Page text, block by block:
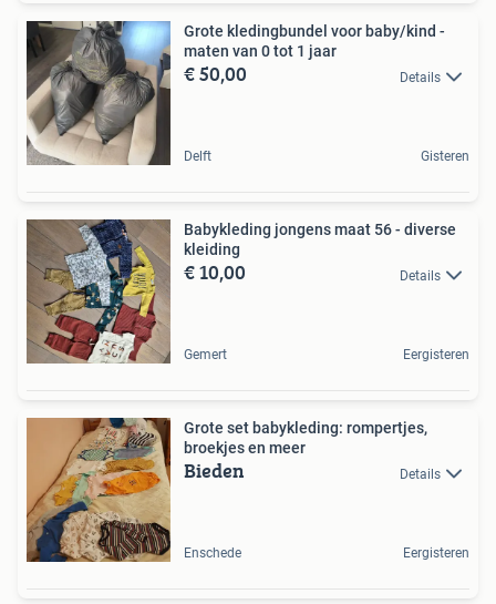
Grote kledingbundel voor baby/kind -
maten van 0 tot 1 jaar
€ 50,00 Details
Delft Gisteren
Babykleding jongens maat 56 - diverse
kleiding
€ 10,00 Details
Gemert Eergisteren
Grote set babykleding: rompertjes,
broekjes en meer
Bieden Details
Enschede Eergisteren